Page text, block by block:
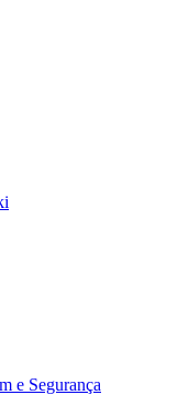
e Segurança